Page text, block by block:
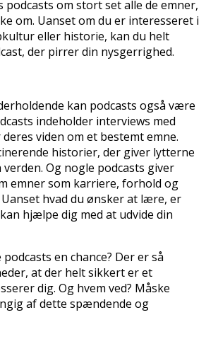
podcasts om stort set alle de emner,
om. Uanset om du er interesseret i
eller historie, kan du helt
der pirrer din nysgerrighed.
kan podcasts også være
indeholder interviews med
viden om et bestemt emne.
historier, der giver lytterne
Og nogle podcasts giver
emner som karriere, forhold og
hvad du ønsker at lære, er
hjælpe dig med at udvide din
en chance? Der er så
at der helt sikkert er et
dig. Og hvem ved? Måske
af dette spændende og